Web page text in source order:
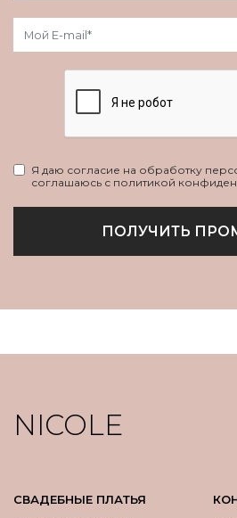
Я даю согласие на обработку
соглашаюсь с политикой
NICOLE
СВАДЕБНЫЕ ПЛАТЬЯ